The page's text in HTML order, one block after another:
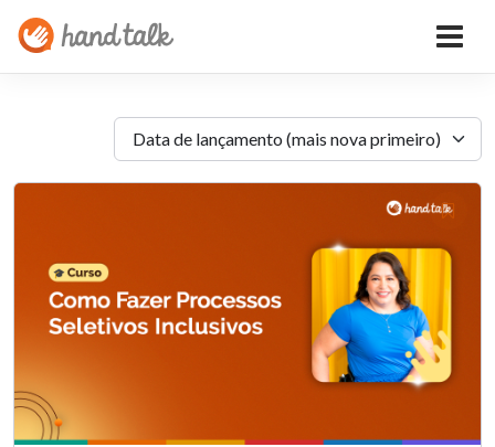
Data de lançamento (mais nova primeiro)